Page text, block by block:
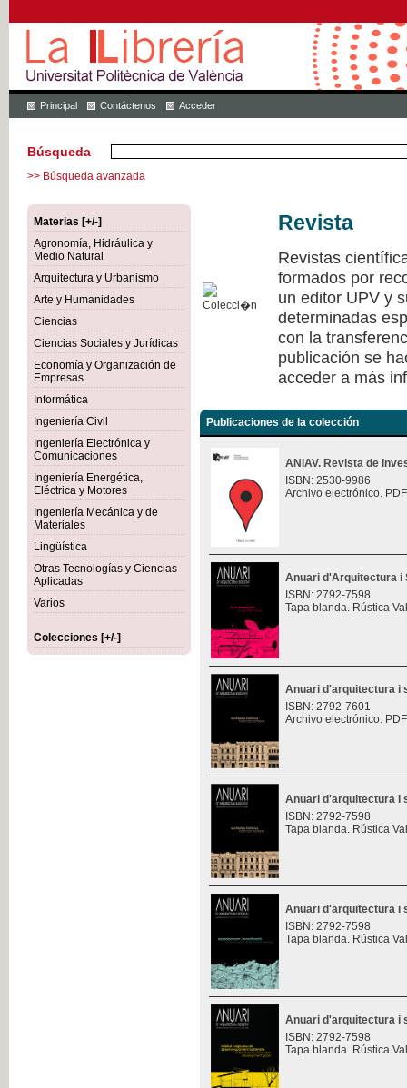
Principal Contáctenos Acceder
Búsqueda
>> Búsqueda avanzada
Materias [+/-]
Agronomía, Hidráulica y
Medio Natural
Arquitectura y Urbanismo
Arte y Humanidades
Ciencias
Ciencias Sociales y Jurídicas
Economía y Organización de
Empresas
Informática
Ingeniería Civil
Ingeniería Electrónica y
Comunicaciones
Ingeniería Energética,
Eléctrica y Motores
Ingeniería Mecánica y de
Materiales
Lingüística
Otras Tecnologías y Ciencias
Aplicadas
Varios
Colecciones [+/-]
Revista
Revistas
formados por
un editor UPV y
determinadas
con la
publicación se
acceder a más
Publicaciones de la colección
ANIAV. Revista de
ISBN: 2530-9986
Archivo electrónico.
Anuari d'Arquitectura i
ISBN: 2792-7598
Tapa blanda. Rústica
Anuari d'arquitectura i
ISBN: 2792-7601
Archivo electrónico.
Anuari d'arquitectura i
ISBN: 2792-7598
Tapa blanda. Rústica
Anuari d'arquitectura i
ISBN: 2792-7598
Tapa blanda. Rústica
Anuari d'arquitectura i
ISBN: 2792-7598
Tapa blanda. Rústica